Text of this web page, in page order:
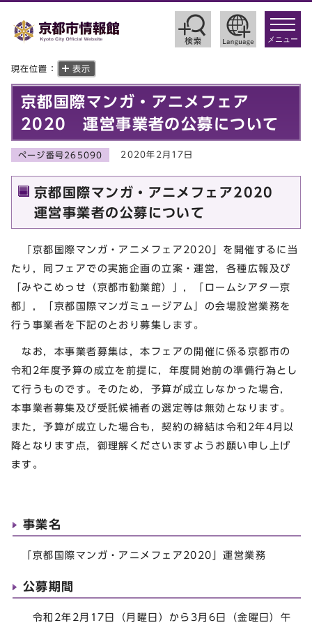
toggle
メニュー
現在位置： 表示
京都国際マンガ・アニメフェア
2020 運営事業者の公募について
ページ番号265090 2020年2月17日
京都国際マンガ・アニメフェア2020
運営事業者の公募について
「京都国際マンガ・アニメフェア2020」を開催するに当
たり，同フェアでの実施企画の立案・運営，各種広報及び
「みやこめっせ（京都市勧業館）」，「ロームシアター京
都」，「京都国際マンガミュージアム」の会場設営業務を
行う事業者を下記のとおり募集します。
なお，本事業者募集は，本フェアの開催に係る京都市の
令和2年度予算の成立を前提に，年度開始前の準備行為とし
て行うものです。そのため，予算が成立しなかった場合，
本事業者募集及び受託候補者の選定等は無効となります。
また，予算が成立した場合も，契約の締結は令和2年4月以
降となります点，御理解くださいますようお願い申し上げ
ます。
事業名
「京都国際マンガ・アニメフェア2020」運営業務
公募期間
令和2年2月17日（月曜日）から3月6日（金曜日）午